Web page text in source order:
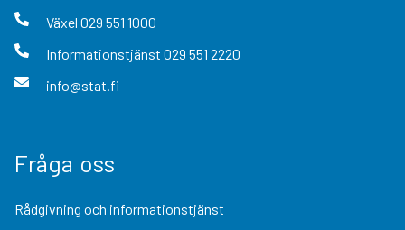
Växel 029 551 1000
Informationstjänst 029 551 2220
info@stat.fi
Fråga oss
Rådgivning och informationstjänst